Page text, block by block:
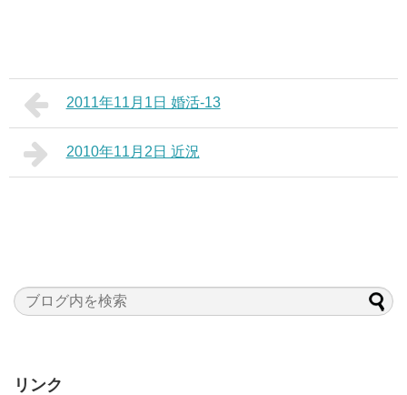
2011年11月1日 婚活-13
2010年11月2日 近況
リンク